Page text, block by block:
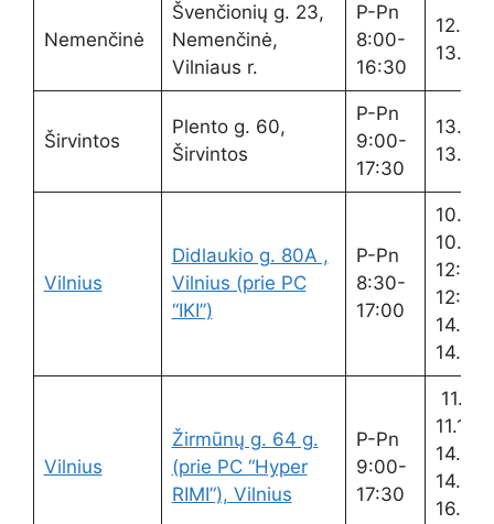
Nemenčinė
Švenčionių g. 23,
Nemenčinė,
Vilniaus r.
P-Pn
8:00-
16:30
12.30-
13.10
Širvintos
Plento g. 60,
Širvintos
P-Pn
9:00-
17:30
13.00-
13.30
Vilnius
Didlaukio g. 80A ,
Vilnius (prie PC
“IKI”)
P-Pn
8:30-
17:00
10.00-
10.15
12:00-
12:30
14.00-
14.15
Vilnius
Žirmūnų g. 64 g.
(prie PC “Hyper
RIMI”), Vilnius
P-Pn
9:00-
17:30
11.15
14.00-
14.40
16.00-